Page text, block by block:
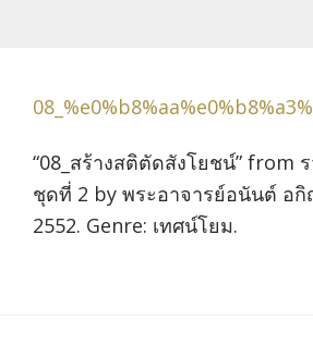
“08_สร้างสติตัดสังโยชน์” from
ชุดที่ 2 by พระอาจารย์อนันต์ อกิ
2552. Genre: เทศน์โยม.